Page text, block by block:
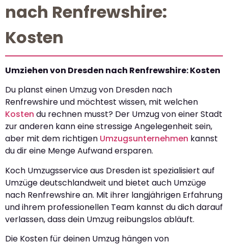
nach Renfrewshire:
Kosten
Umziehen von Dresden nach Renfrewshire: Kosten
Du planst einen Umzug von Dresden nach
Renfrewshire und möchtest wissen, mit welchen
Kosten du rechnen musst? Der Umzug von einer Stadt
zur anderen kann eine stressige Angelegenheit sein,
aber mit dem richtigen Umzugsunternehmen kannst
du dir eine Menge Aufwand ersparen.
Koch Umzugsservice aus Dresden ist spezialisiert auf
Umzüge deutschlandweit und bietet auch Umzüge
nach Renfrewshire an. Mit ihrer langjährigen Erfahrung
und ihrem professionellen Team kannst du dich darauf
verlassen, dass dein Umzug reibungslos abläuft.
Die Kosten für deinen Umzug hängen von